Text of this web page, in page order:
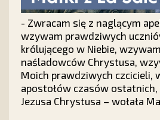
- Zwracam się z naglącym
wzywam prawdziwych
królującego w Niebie,
naśladowców Chrystusa,
Moich prawdziwych czcicieli,
apostołów czasów
Jezusa Chrystusa – wołała